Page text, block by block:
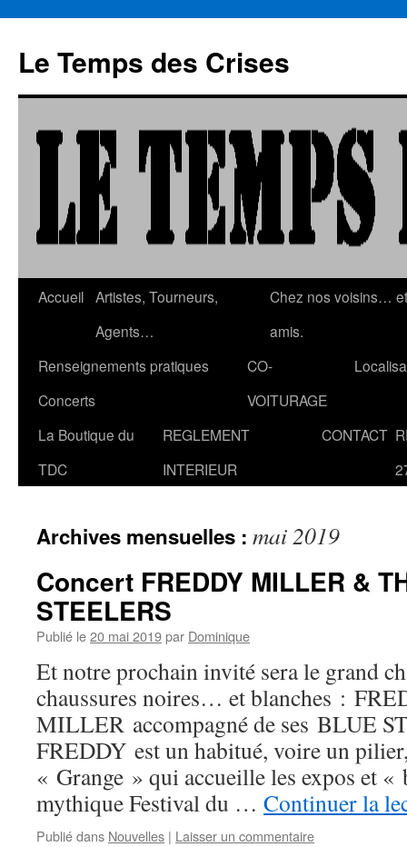
contenu
Le Temps des Crises
Accueil Artistes, Tourneurs,
Agents…
Chez nos voisins… et
amis.
Renseignements pratiques
Concerts
CO-
VOITURAGE
La Boutique du
TDC
REGLEMENT
INTERIEUR
CONTACT
Archives mensuelles : mai 2019
Concert FREDDY MILLER &
STEELERS
Publié le20 mai 2019par Dominique
Et notre prochain invité sera le grand
chaussures noires… et blanches :
MILLER accompagné de ses BLUE
FREDDY est un habitué, voire un
« Grange » qui accueille les expos et
mythique Festival du … Continuer la
Publié dans Nouvelles | Laisser un commentaire